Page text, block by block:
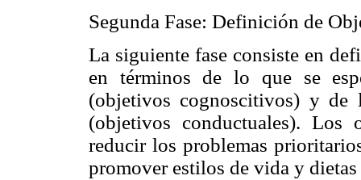
Segunda Fase: Definición de
La siguiente fase consiste en
en términos de lo que se
(objetivos cognoscitivos) y de
(objetivos conductuales). Los
reducir los problemas
promover estilos de vida y dietas